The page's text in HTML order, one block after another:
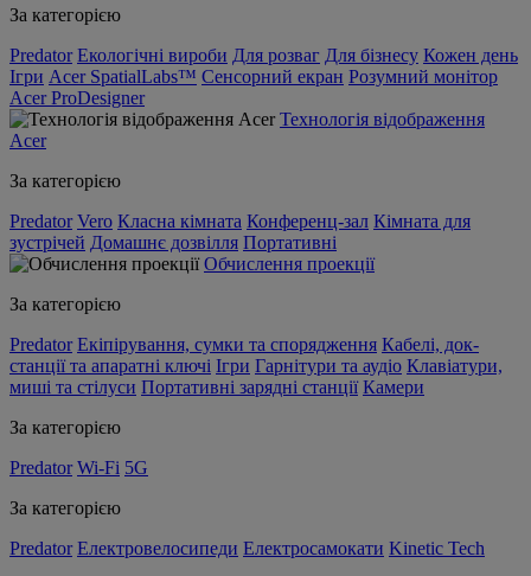
За категорією
Predator Екологічні вироби Для розваг Для бізнесу Кожен день
Ігри Acer SpatialLabs™ Сенсорний екран Розумний монітор
Acer ProDesigner
Технологія відображення
Acer
За категорією
Predator Vero Класна кімната Конференц-зал Кімната для
зустрічей Домашнє дозвілля Портативні
Обчислення проекції
За категорією
Predator Екіпірування, сумки та спорядження Кабелі, док-
станції та апаратні ключі Ігри Гарнітури та аудіо Клавіатури,
миші та стілуси Портативні зарядні станції Камери
За категорією
Predator Wi-Fi 5G
За категорією
Predator Електровелосипеди Електросамокати Kinetic Tech